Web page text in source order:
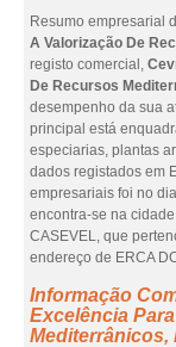
Resumo empresarial
A Valorização De
registo comercial,
De Recursos
desempenho da sua
principal está
especiarias, plantas
dados registados em
empresariais foi no
encontra-se na
CASEVEL, que
endereço de ERCA
Informação
Excelência
Mediterrânicos,